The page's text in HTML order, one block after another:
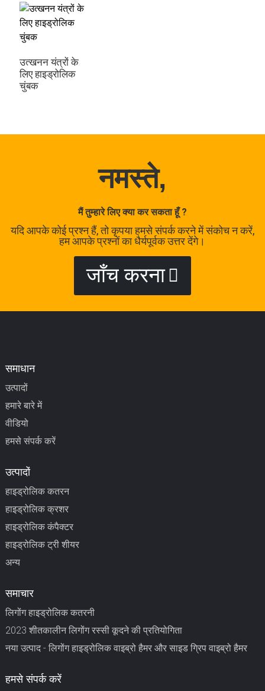
उत्खनन यंत्रों के
लिए हाइड्रोलिक
चुंबक
नमस्ते,
मैं तुम्हारे लिए क्या कर सकता हूँ ?
यदि आपके कोई प्रश्न हैं, तो कृपया हमसे संपर्क करने में संकोच न करें,
हम आपके प्रश्नों का धैर्यपूर्वक उत्तर देंगे।
जाँच करना
समाधान
उत्पादों
हमारे बारे में
वीडियो
हमसे संपर्क करें
उत्पादों
हाइड्रोलिक कतरन
हाइड्रोलिक क्रशर
हाइड्रोलिक कंपैक्टर
हाइड्रोलिक ट्री शीयर
अन्य
समाचार
लिगोंग हाइड्रोलिक कतरनी
2023 शीतकालीन लिगोंग रस्सी कूदने की प्रतियोगिता
नया उत्पाद - लिगोंग हाइड्रोलिक वाइब्रो हैमर और साइड ग्रिप वाइब्रो हैमर
हमसे संपर्क करें